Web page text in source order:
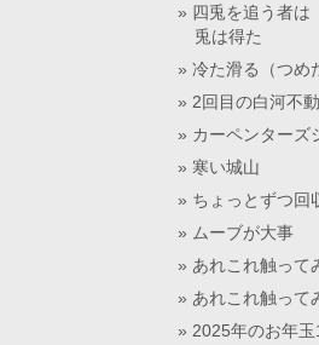
四兎を追う者は
兎は得た
冷た滑る（つめ
2回目の白河不
カーペンターズ
寒い城山
ちょっとずつ回
ムーブが大事
あれこれ触って
あれこれ触って
2025年のお年玉